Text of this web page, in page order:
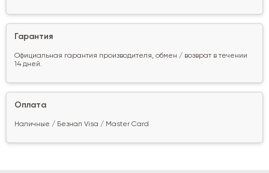
Гарантия
Официальная гарантия производителя, обмен / возврат в течении
14 дней.
Оплата
Наличные / Безнал Visa / Master Card